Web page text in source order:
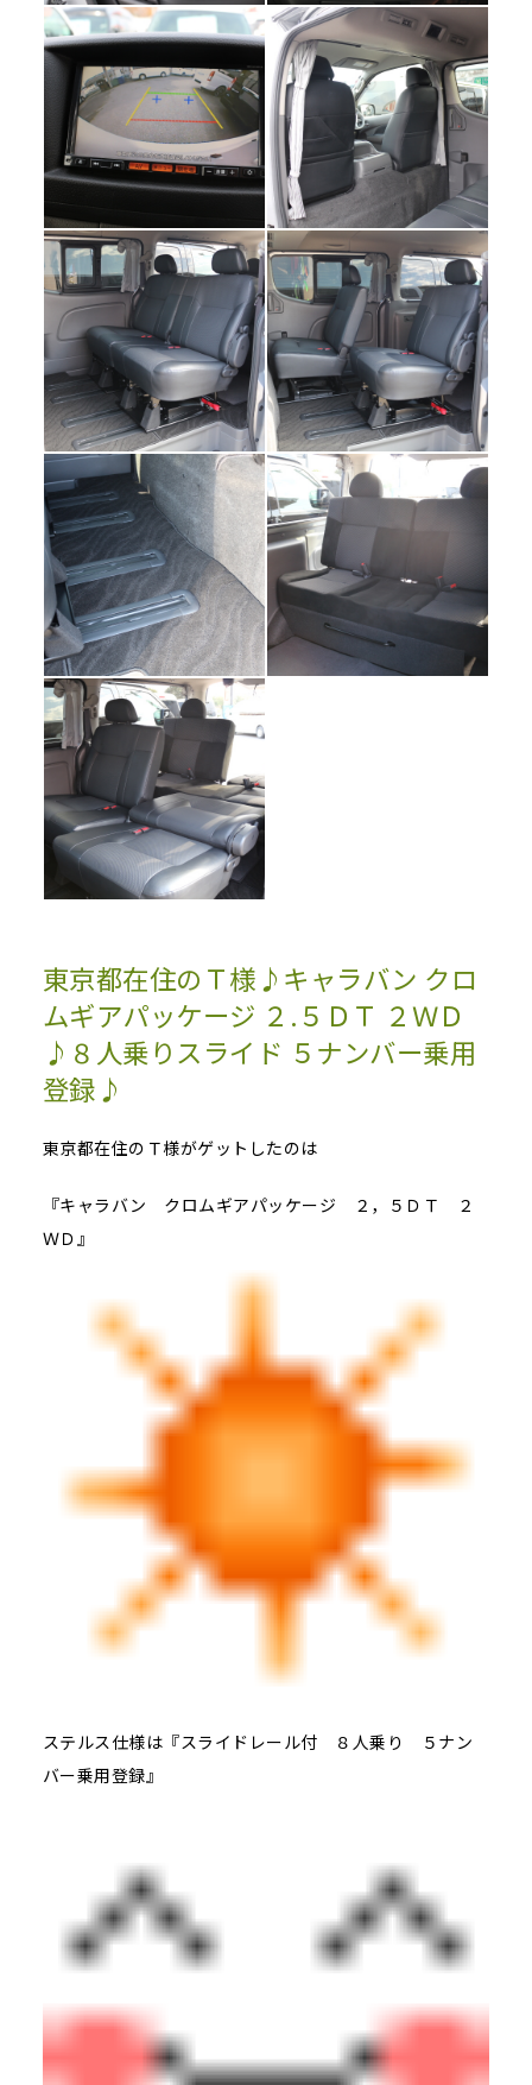
東京都在住のＴ様♪キャラバン クロ
ムギアパッケージ ２.５ＤＴ ２ＷＤ
♪８人乗りスライド ５ナンバー乗用
登録♪
東京都在住のＴ様がゲットしたのは
『キャラバン クロムギアパッケージ ２，５ＤＴ ２
ＷＤ』
ステルス仕様は『スライドレール付 ８人乗り ５ナン
バー乗用登録』